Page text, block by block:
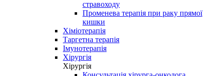
стравоходу
Променева терапія при раку прямої
кишки
Хіміотерапія
Таргетна терапія
Імунотерапія
Хірургія
Хірургія